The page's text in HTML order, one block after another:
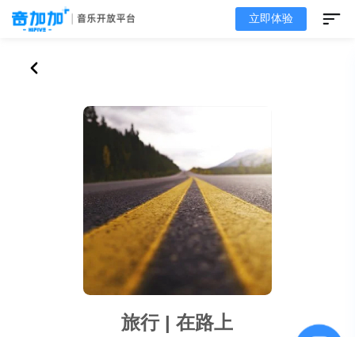
立即体验
旅行 | 在路上